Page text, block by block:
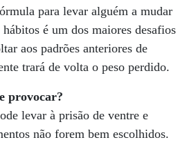
para levar alguém a mudar
é um dos maiores desafios
aos padrões anteriores de
trará de volta o peso perdido.
provocar?
levar à prisão de ventre e
não forem bem escolhidos.